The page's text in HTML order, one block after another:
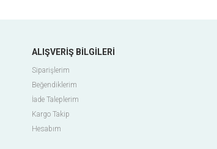
ALIŞVERİŞ BİLGİLERİ
Siparişlerim
Beğendiklerim
İade Taleplerim
Kargo Takip
Hesabım